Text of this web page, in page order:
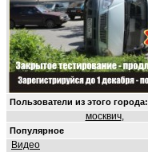
Пользователи из этого города:
москвич,
Популярное
Видео